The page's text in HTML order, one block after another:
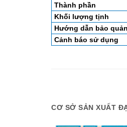
Thành phần
Khối lượng tịnh
Hướng dẫn bảo quản
Cảnh báo sử dụng
CƠ SỞ SẢN XUẤT